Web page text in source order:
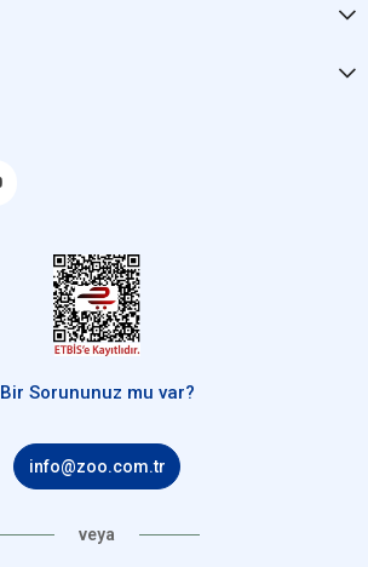
Bir Sorununuz mu var?
info@zoo.com.tr
veya